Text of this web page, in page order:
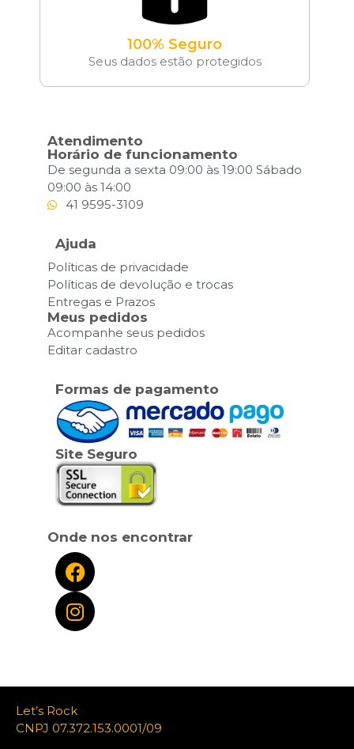
100% Seguro
Seus dados estão protegidos
Atendimento
Horário de funcionamento
De segunda a sexta 09:00 às 19:00 Sábado
09:00 às 14:00
41 9595-3109
Ajuda
Políticas de privacidade
Políticas de devolução e trocas
Entregas e Prazos
Meus pedidos
Acompanhe seus pedidos
Editar cadastro
Formas de pagamento
Site Seguro
Onde nos encontrar
Let’s Rock
CNPJ 07.372.153.0001/09